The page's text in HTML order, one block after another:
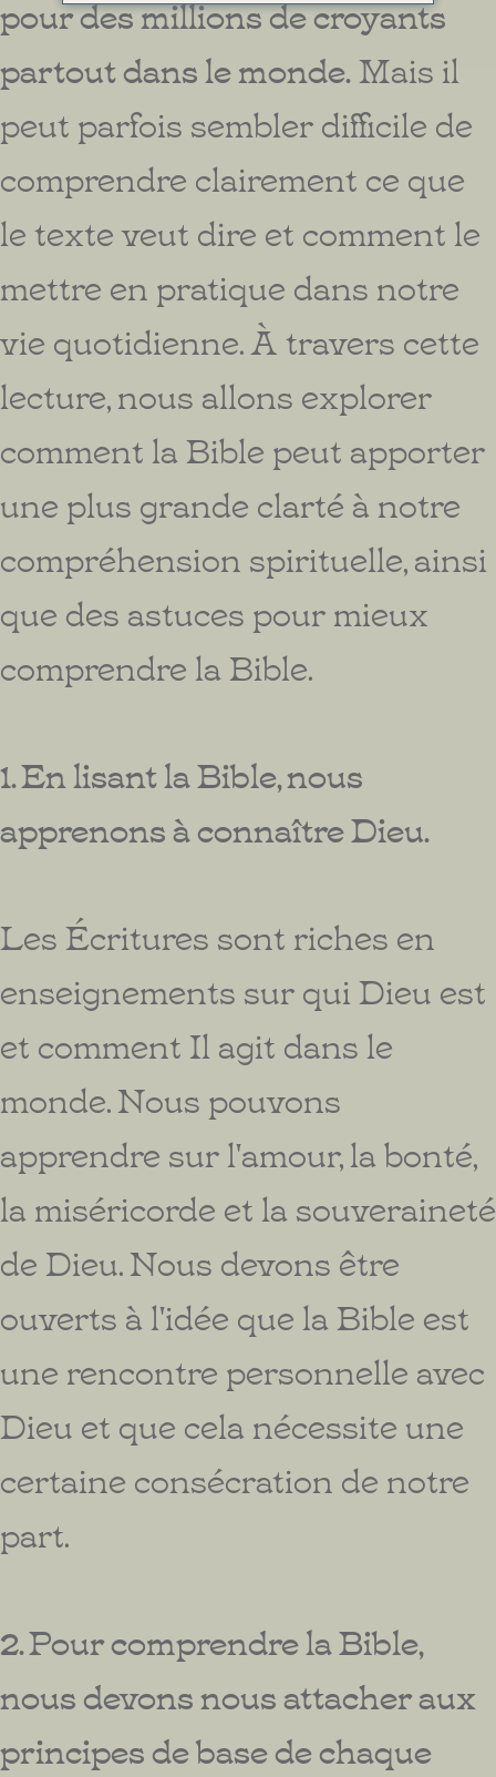
pour des millions de croyants
partout dans le monde.Mais il
peut parfois sembler difficile de
comprendre clairement ce que
le texte veut dire et comment le
mettre en pratique dans notre
vie quotidienne. À travers cette
lecture, nous allons explorer
comment la Bible peut apporter
une plus grande clarté à notre
compréhension spirituelle, ainsi
que des astuces pour mieux
comprendre la Bible.
1. En lisant la Bible, nous
apprenons à connaître Dieu.
Les Écritures sont riches en
enseignements sur qui Dieu est
et comment Il agit dans le
monde. Nous pouvons
apprendre sur l'amour, la bonté,
la miséricorde et la souveraineté
de Dieu. Nous devons être
ouverts à l'idée que la Bible est
une rencontre personnelle avec
Dieu et que cela nécessite une
certaine consécration de notre
part.
2. Pour comprendre la Bible,
nous devons nous attacher aux
principes de base de chaque